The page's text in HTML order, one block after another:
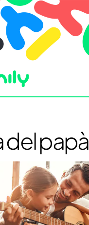
del papà